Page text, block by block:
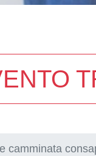
camminata